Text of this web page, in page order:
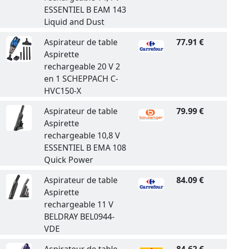
ESSENTIEL B EAM 143
Liquid and Dust
Aspirateur de table
Aspirette
rechargeable 20 V 2
en 1 SCHEPPACH C-
HVC150-X
77.91 €
Aspirateur de table
Aspirette
rechargeable 10,8 V
ESSENTIEL B EMA 108
Quick Power
79.99 €
Aspirateur de table
Aspirette
rechargeable 11 V
BELDRAY BEL0944-
VDE
84.09 €